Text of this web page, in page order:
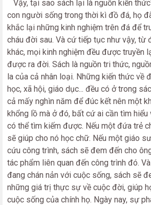
Vậy, tại sao sách lại là nguồn kiến
con người sống trong thời kì đồ đá, họ
khắc lại những kinh nghiệm trên đá để
cháu đời sau. Và cứ tiếp tục như vậy, từ
khác, mọi kinh nghiệm đều được truyền
được ra đời. Sách là nguồn tri thức,
la của cả nhân loại. Những kiến thức về
học, xã hội, giáo dục... đều có ở trong
cả mấy nghìn năm để đúc kết nên một
khổng lồ mà ở đó, bất cứ ai cần tìm hiểu
có thể tìm kiếm được. Nếu một đứa trẻ
sẽ giúp cho nó học chữ. Nếu một giáo
cứu công trình, sách sẽ đem đến cho
tác phẩm liên quan đến công trình đó.
đang chán nản với cuộc sống, sách sẽ
những giá trị thực sự về cuộc đời, giúp
cuộc sống của chính họ. Ngày nay, sự